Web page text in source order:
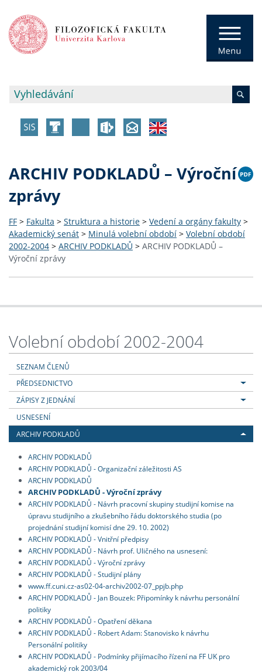
ARCHIV PODKLADŮ – Výroční
zprávy
FF > Fakulta > Struktura a historie > Vedení a orgány fakulty >
Akademický senát > Minulá volební období > Volební období
2002-2004 > ARCHIV PODKLADŮ > ARCHIV PODKLADŮ –
Výroční zprávy
Volební období 2002-2004
SEZNAM ČLENŮ
PŘEDSEDNICTVO
ZÁPISY Z JEDNÁNÍ
USNESENÍ
ARCHIV PODKLADŮ
ARCHIV PODKLADŮ
ARCHIV PODKLADŮ - Organizační záležitosti AS
ARCHIV PODKLADŮ
ARCHIV PODKLADŮ - Výroční zprávy
ARCHIV PODKLADŮ - Návrh pracovní skupiny studijní komise na
úpravu studijního a zkušebního řádu doktorského studia (po
projednání studijní komisí dne 29. 10. 2002)
ARCHIV PODKLADŮ - Vnitřní předpisy
ARCHIV PODKLADŮ - Návrh prof. Uličného na usnesení:
ARCHIV PODKLADŮ - Výroční zprávy
ARCHIV PODKLADŮ - Studijní plány
www.ff.cuni.cz-as02-04-archiv2002-07_ppjb.php
ARCHIV PODKLADŮ - Jan Bouzek: Připomínky k návrhu personální
politiky
ARCHIV PODKLADŮ - Opatření děkana
ARCHIV PODKLADŮ - Robert Adam: Stanovisko k návrhu
Personální politiky
ARCHIV PODKLADŮ - Podmínky přijímacího řízení na FF UK pro
akademický rok 2003/04